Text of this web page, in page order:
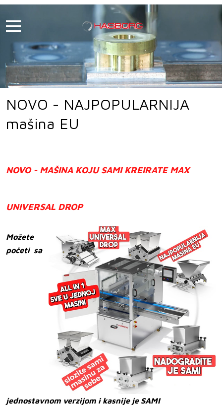
NOVO - NAJPOPULARNIJA
mašina EU
NOVO - MAŠINA KOJU SAMI KREIRATE MAX
UNIVERSAL DROP
Možete
početi sa
jednostavnom verzijom i kasnije je SAMI